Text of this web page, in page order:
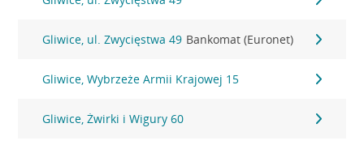
Gliwice, ul. Zwycięstwa 49 Bankomat (Euronet)
Gliwice, Wybrzeże Armii Krajowej 15
Gliwice, Żwirki i Wigury 60